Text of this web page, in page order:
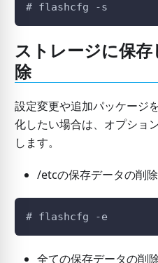
# flashcfg -s
ストレージに保
除
設定変更や追加パッケージ
化したい場合は、オプショ
します。
/etcの保存データの削除
# flashcfg -e
全ての保存データの削